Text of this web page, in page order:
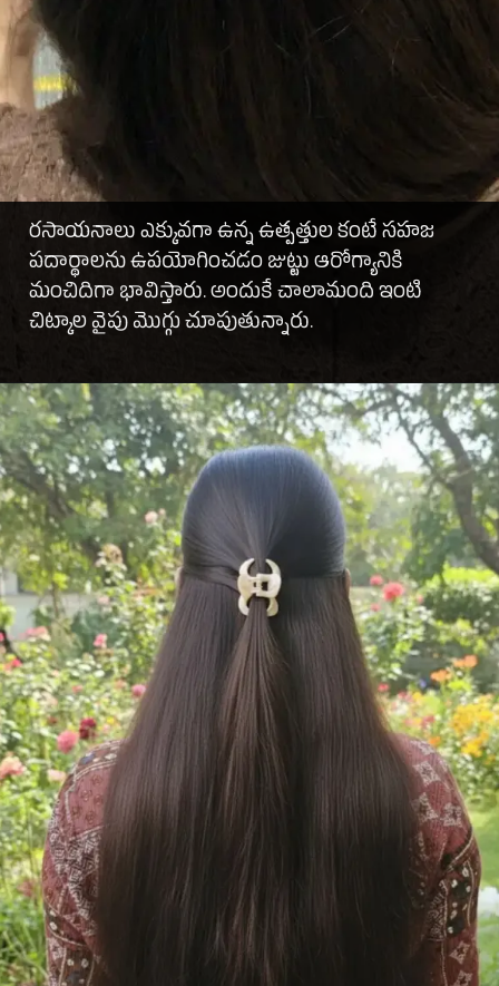
రసాయనాలు ఎక్కువగా ఉన్న ఉత్పత్తుల కంటే సహజ
పదార్థాలను ఉపయోగించడం జుట్టు ఆరోగ్యానికి
మంచిదిగా భావిస్తారు. అందుకే చాలామంది ఇంటి
చిట్కాల వైపు మొగ్గు చూపుతున్నారు.